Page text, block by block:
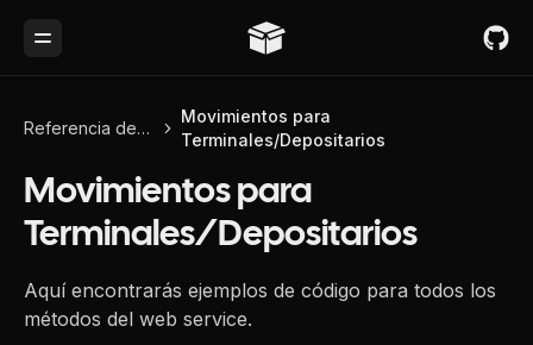
Toggle Menu
Referencia de API
Movimientos para
Terminales/Depositarios
Movimientos para
Terminales/Depositarios
Aquí encontrarás ejemplos de código para todos los
métodos del web service.